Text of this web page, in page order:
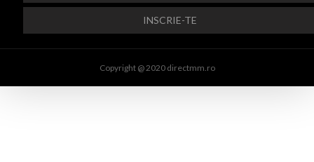
Copyright @ 2020 directmm.ro